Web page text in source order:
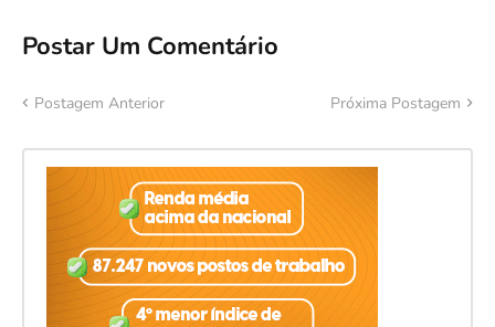
Postar Um Comentário
Postagem Anterior Próxima Postagem